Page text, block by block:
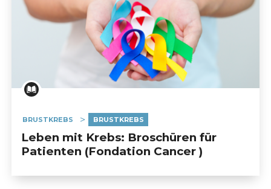
BRUSTKREBS BRUSTKREBS
Leben mit Krebs: Broschüren für
Patienten (Fondation Cancer )